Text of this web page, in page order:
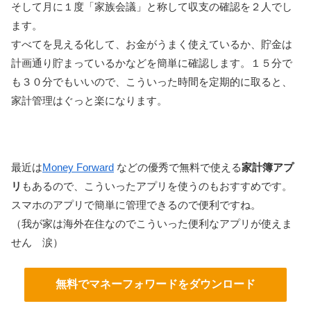
そして月に１度「家族会議」と称して収支の確認を２人でし
ます。
すべてを見える化して、お金がうまく使えているか、貯金は
計画通り貯まっているかなどを簡単に確認します。１５分で
も３０分でもいいので、こういった時間を定期的に取ると、
家計管理はぐっと楽になります。
最近はMoney Forward などの優秀で無料で使える家計簿アプ
リ もあるので、こういったアプリを使うのもおすすめです。
スマホのアプリで簡単に管理できるので便利ですね。
（我が家は海外在住なのでこういった便利なアプリが使えま
せん 涙）
無料でマネーフォワードをダウンロード